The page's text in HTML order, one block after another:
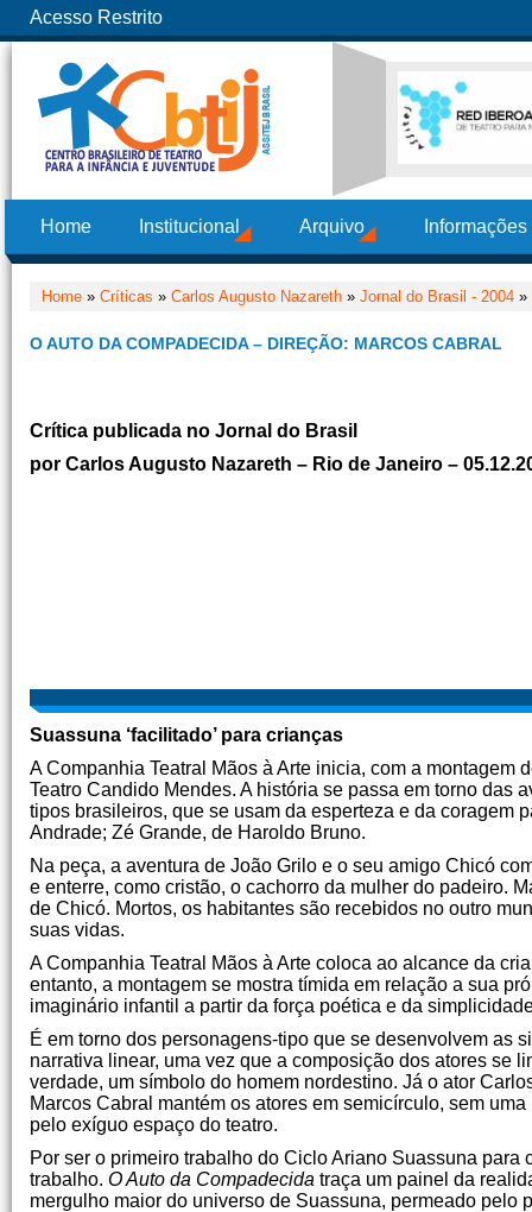
Acesso Restrito
Home Institucional Arquivo
Home » Críticas » Carlos Augusto Nazareth » Jornal do Brasil - 2004 »
O AUTO DA COMPADECIDA – DIREÇÃO: MARCOS CABRAL
Crítica publicada no Jornal do Brasil
por Carlos Augusto Nazareth – Rio de Janeiro –
Suassuna ‘facilitado’ para crianças
A Companhia Teatral Mãos à Arte inicia, com a montagem
Teatro Candido Mendes. A história se passa em torno das
tipos brasileiros, que se usam da esperteza e da coragem
Andrade; Zé Grande, de Haroldo Bruno.
Na peça, a aventura de João Grilo e o seu amigo Chicó
e enterre, como cristão, o cachorro da mulher do padeiro.
de Chicó. Mortos, os habitantes são recebidos no outro
suas vidas.
A Companhia Teatral Mãos à Arte coloca ao alcance da
entanto, a montagem se mostra tímida em relação a sua
imaginário infantil a partir da força poética e da
É em torno dos personagens-tipo que se desenvolvem as
narrativa linear, uma vez que a composição dos atores se
verdade, um símbolo do homem nordestino. Já o ator
Marcos Cabral mantém os atores em semicírculo, sem
pelo exíguo espaço do teatro.
Por ser o primeiro trabalho do Ciclo Ariano Suassuna
trabalho. O Auto da Compadecida traça um painel da
mergulho maior do universo de Suassuna, permeado pelo